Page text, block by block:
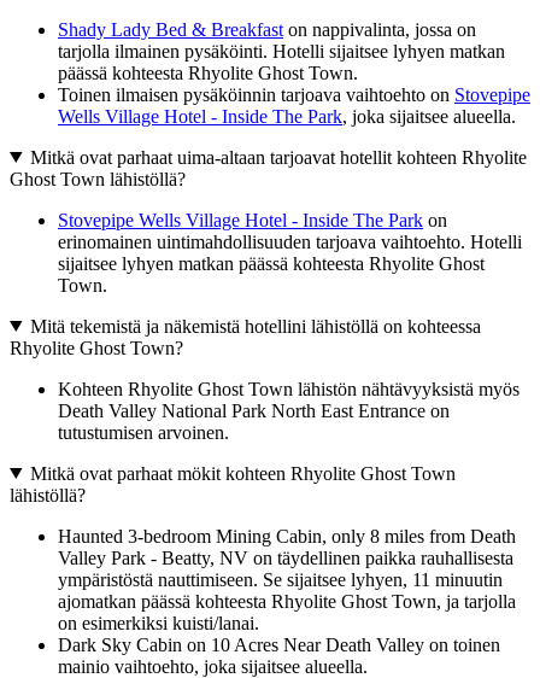
Shady Lady Bed & Breakfast on nappivalinta, jossa on
tarjolla ilmainen pysäköinti. Hotelli sijaitsee lyhyen matkan
päässä kohteesta Rhyolite Ghost Town.
Toinen ilmaisen pysäköinnin tarjoava vaihtoehto on Stovepipe
Wells Village Hotel - Inside The Park, joka sijaitsee alueella.
Mitkä ovat parhaat uima-altaan tarjoavat hotellit kohteen Rhyolite
Ghost Town lähistöllä?
Stovepipe Wells Village Hotel - Inside The Park on
erinomainen uintimahdollisuuden tarjoava vaihtoehto. Hotelli
sijaitsee lyhyen matkan päässä kohteesta Rhyolite Ghost
Town.
Mitä tekemistä ja näkemistä hotellini lähistöllä on kohteessa
Rhyolite Ghost Town?
Kohteen Rhyolite Ghost Town lähistön nähtävyyksistä myös
Death Valley National Park North East Entrance on
tutustumisen arvoinen.
Mitkä ovat parhaat mökit kohteen Rhyolite Ghost Town
lähistöllä?
Haunted 3-bedroom Mining Cabin, only 8 miles from Death
Valley Park - Beatty, NV on täydellinen paikka rauhallisesta
ympäristöstä nauttimiseen. Se sijaitsee lyhyen, 11 minuutin
ajomatkan päässä kohteesta Rhyolite Ghost Town, ja tarjolla
on esimerkiksi kuisti/lanai.
Dark Sky Cabin on 10 Acres Near Death Valley on toinen
mainio vaihtoehto, joka sijaitsee alueella.